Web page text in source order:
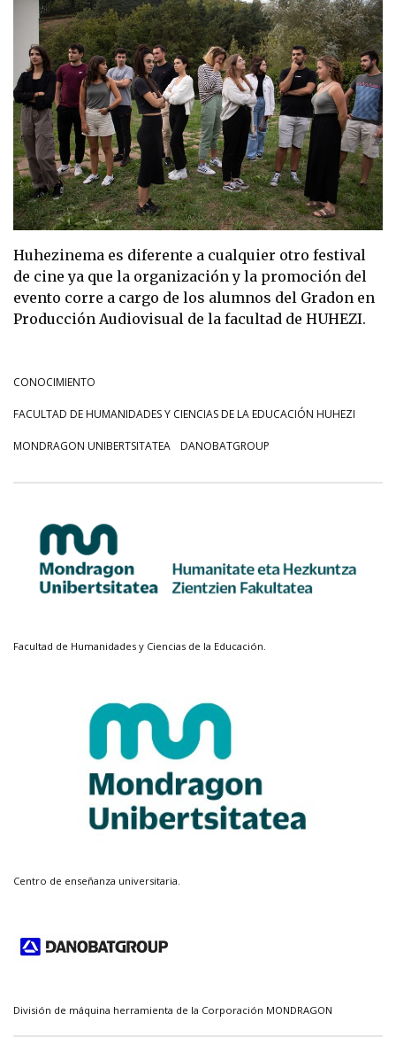
Huhezinema es diferente a cualquier otro festival
de cine ya que la organización y la promoción del
evento corre a cargo de los alumnos del Gradon en
Producción Audiovisual de la facultad de HUHEZI.
CONOCIMIENTO
FACULTAD DE HUMANIDADES Y CIENCIAS DE LA EDUCACIÓN HUHEZI
MONDRAGON UNIBERTSITATEA DANOBATGROUP
Facultad de Humanidades y Ciencias de la Educación.
Centro de enseñanza universitaria.
División de máquina herramienta de la Corporación MONDRAGON